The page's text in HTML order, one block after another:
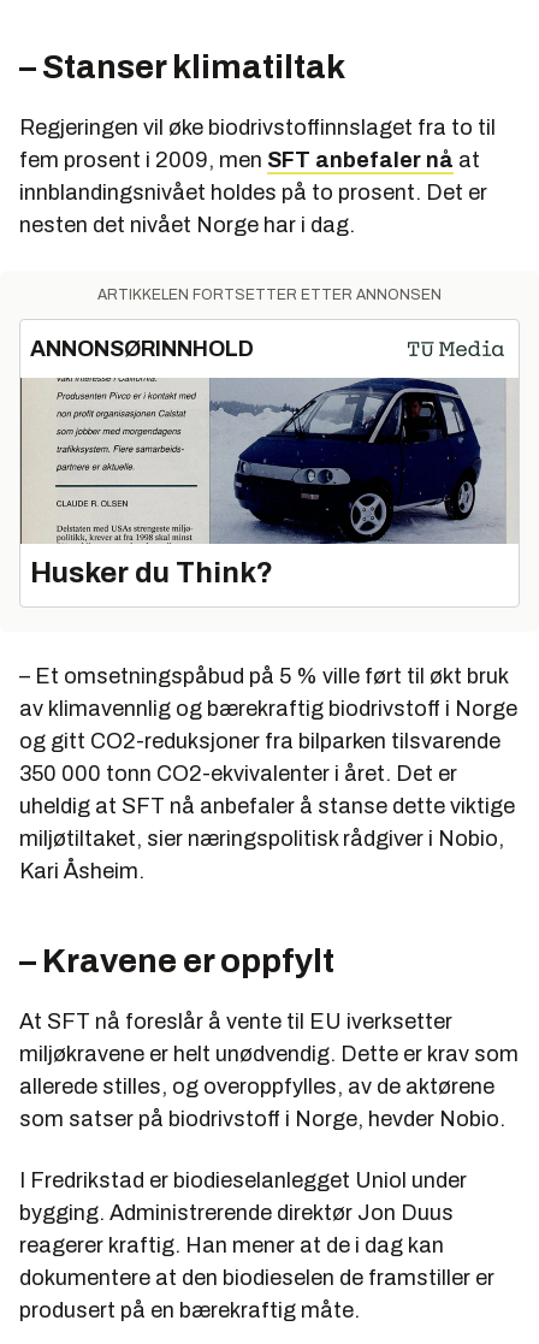
– Stanser klimatiltak
Regjeringen vil øke biodrivstoffinnslaget fra to til
fem prosent i 2009, men SFT anbefaler nå at
innblandingsnivået holdes på to prosent. Det er
nesten det nivået Norge har i dag.
ARTIKKELEN FORTSETTER ETTER ANNONSEN
ANNONSØRINNHOLD
Husker du Think?
– Et omsetningspåbud på 5 % ville ført til økt bruk
av klimavennlig og bærekraftig biodrivstoff i Norge
og gitt CO2-reduksjoner fra bilparken tilsvarende
350 000 tonn CO2-ekvivalenter i året. Det er
uheldig at SFT nå anbefaler å stanse dette viktige
miljøtiltaket, sier næringspolitisk rådgiver i Nobio,
Kari Åsheim.
– Kravene er oppfylt
At SFT nå foreslår å vente til EU iverksetter
miljøkravene er helt unødvendig. Dette er krav som
allerede stilles, og overoppfylles, av de aktørene
som satser på biodrivstoff i Norge, hevder Nobio.
I Fredrikstad er biodieselanlegget Uniol under
bygging. Administrerende direktør Jon Duus
reagerer kraftig. Han mener at de i dag kan
dokumentere at den biodieselen de framstiller er
produsert på en bærekraftig måte.